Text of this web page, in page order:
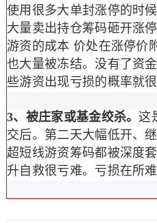
使用很多大单封涨停的时
大量卖出持仓筹码砸开涨
游资的成本 价处在涨停价
也大量被冻结。没有了资
些游资出现亏损的概率就很
3、被庄家或基金绞杀。这
交后。第二天大幅低开、
超短线游资筹码都被深度
升自救很亏难。亏损在所难